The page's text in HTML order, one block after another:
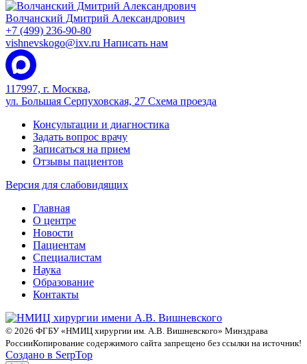
Волчанский Дмитрий Александрович
+7 (499) 236-90-80
vishnevskogo@ixv.ru Написать нам
117997, г. Москва,
ул. Большая Серпуховская, 27 Схема проезда
Консультации и диагностика
Задать вопрос врачу
Записаться на прием
Отзывы пациентов
Версия для слабовидящих
Главная
О центре
Новости
Пациентам
Специалистам
Наука
Образование
Контакты
© 2026 ФГБУ «НМИЦ хирургии им. А.В. Вишневского» Минздрава
РоссииКопирование содержимого сайта запрещено без ссылки на источник!
Создано в SerpTop